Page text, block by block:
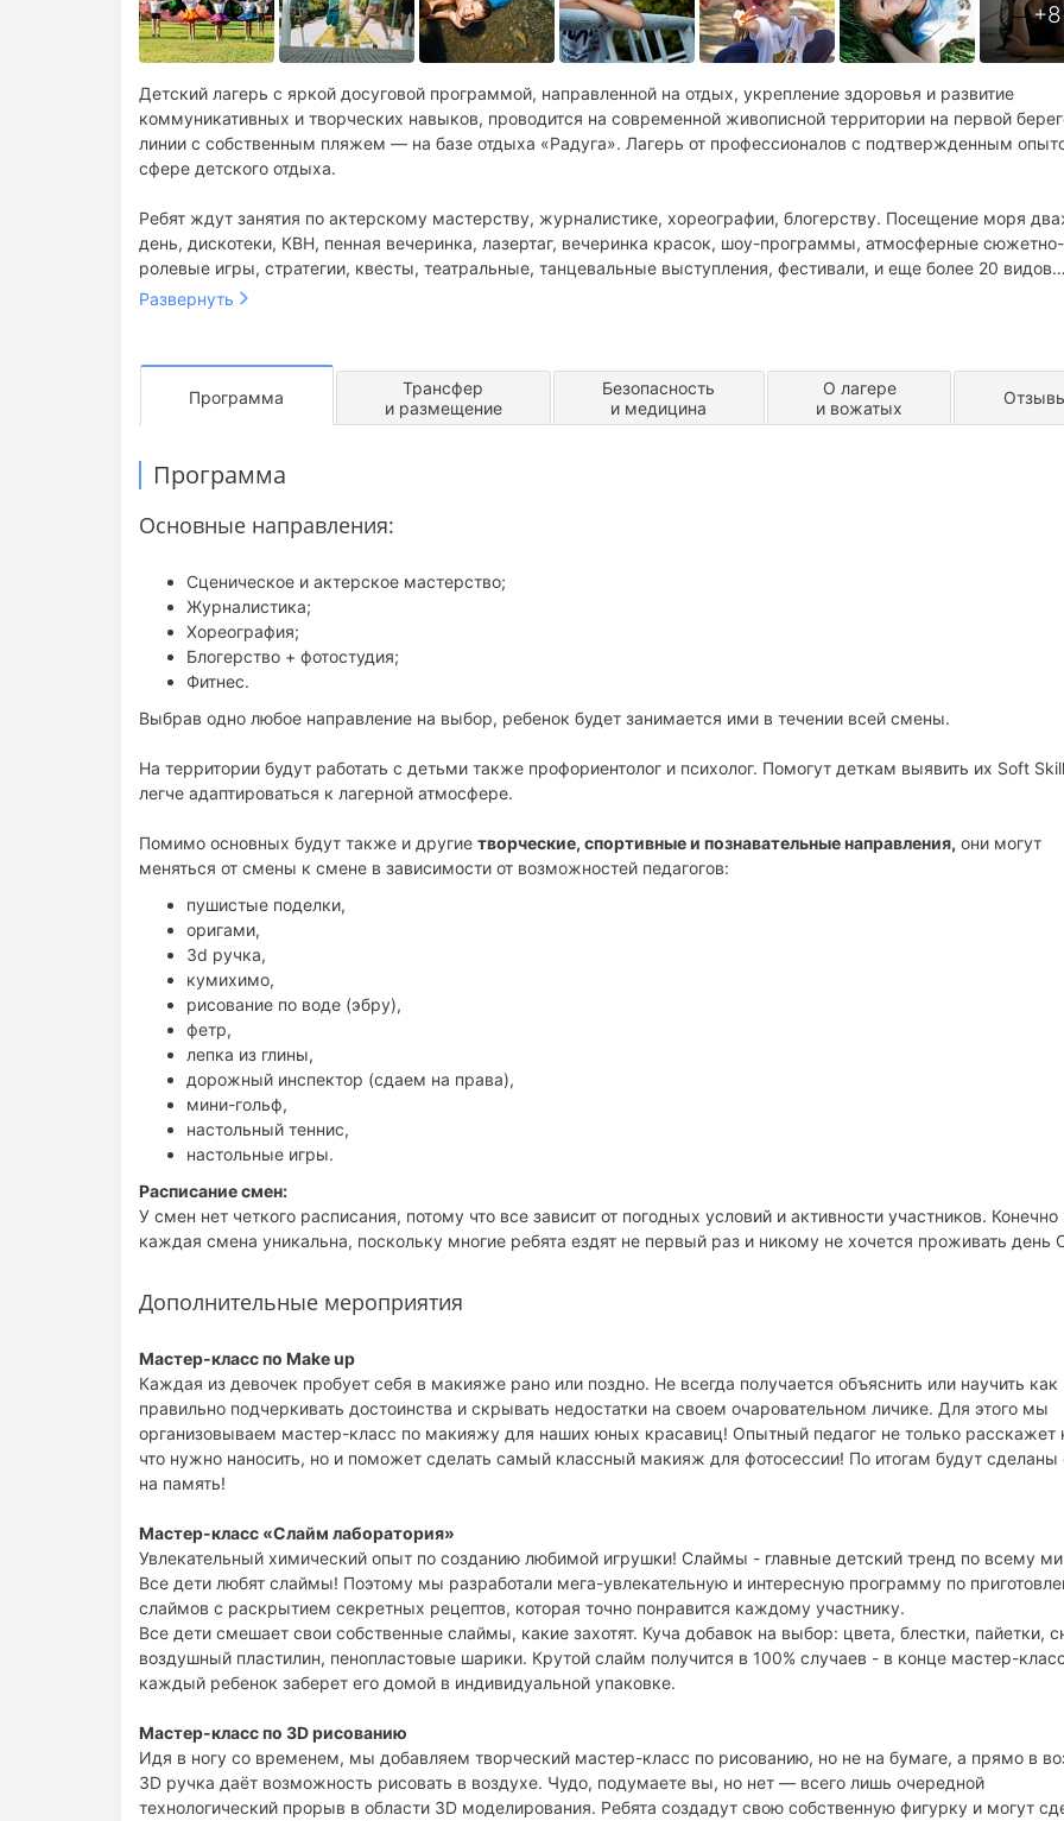
Детский лагерь с яркой досуговой программой, направленной на отдых, укрепление здоровья и развитие
коммуникативных и творческих навыков, проводится на современной живописной территории на первой
линии с собственным пляжем — на базе отдыха «Радуга». Лагерь от профессионалов с подтвержденным
сфере детского отдыха.
Ребят ждут занятия по актерскому мастерству, журналистике, хореографии, блогерству. Посещение моря дважды в
день, дискотеки, КВН, пенная вечеринка, лазертаг, вечеринка красок, шоу-программы, атмосферные сюжетно-
ролевые игры, стратегии, квесты, театральные, танцевальные выступления, фестивали, и еще более 20 видов
мероприятий ждут наших участников на каждой смене!
Развернуть
Программа
Трансфер
и размещение
Безопасность
и медицина
О лагере
и вожатых
Программа
Основные направления:
Сценическое и актерское мастерство;
Журналистика;
Хореография;
Блогерство + фотостудия;
Фитнес.
Выбрав одно любое направление на выбор, ребенок будет занимается ими в течении всей смены.
На территории будут работать с детьми также профориентолог и психолог. Помогут деткам выявить их Soft
легче адаптироваться к лагерной атмосфере.
Помимо основных будут также и другие творческие, спортивные и познавательные направления, они могут
меняться от смены к смене в зависимости от возможностей педагогов:
пушистые поделки,
оригами,
3d ручка,
кумихимо,
рисование по воде (эбру),
фетр,
лепка из глины,
дорожный инспектор (сдаем на права),
мини-гольф,
настольный теннис,
настольные игры.
Расписание смен:
У смен нет четкого расписания, потому что все зависит от погодных условий и активности участников.
каждая смена уникальна, поскольку многие ребята ездят не первый раз и никому не хочется проживать день
Дополнительные мероприятия
Мастер-класс по Make up
Каждая из девочек пробует себя в макияже рано или поздно. Не всегда получается объяснить или научить как
правильно подчеркивать достоинства и скрывать недостатки на своем очаровательном личике. Для этого мы
организовываем мастер-класс по макияжу для наших юных красавиц! Опытный педагог не только расскажет
что нужно наносить, но и поможет сделать самый классный макияж для фотосессии! По итогам будут сделаны
на память!
Мастер-класс «Слайм лаборатория»
Увлекательный химический опыт по созданию любимой игрушки! Слаймы - главные детский тренд по всему
Все дети любят слаймы! Поэтому мы разработали мега-увлекательную и интересную программу по
слаймов с раскрытием секретных рецептов, которая точно понравится каждому участнику.
Все дети смешает свои собственные слаймы, какие захотят. Куча добавок на выбор: цвета, блестки, пайетки,
воздушный пластилин, пенопластовые шарики. Крутой слайм получится в 100% случаев - в конце мастер-
каждый ребенок заберет его домой в индивидуальной упаковке.
Мастер-класс по 3D рисованию
Идя в ногу со временем, мы добавляем творческий мастер-класс по рисованию, но не на бумаге, а прямо в
3D ручка даёт возможность рисовать в воздухе. Чудо, подумаете вы, но нет — всего лишь очередной
технологический прорыв в области 3D моделирования. Ребята создадут свою собственную фигурку и могут